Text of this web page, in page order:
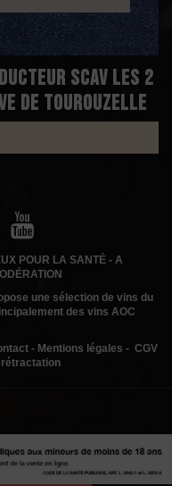
SCAV Les 2
de Tourouzelle
POUR LA SANTÉ - A
une sélection de vins du
des vins AOC
- Mentions légales - CGV